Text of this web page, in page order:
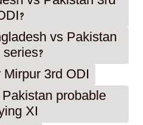
vs Pakistan
3rd ODI
probable
XI